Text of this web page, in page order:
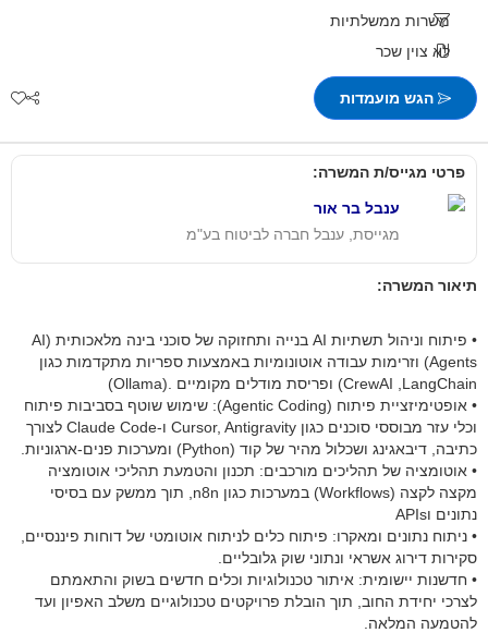
משרות ממשלתיות
לא צוין שכר
הגש מועמדות
פרטי מגייס/ת המשרה:
ענבל בר אור
מגייסת, ענבל חברה לביטוח בע"מ
תיאור המשרה:
• פיתוח וניהול תשתיות AI בנייה ותחזוקה של סוכני בינה מלאכותית (AI
Agents) וזרימות עבודה אוטונומיות באמצעות ספריות מתקדמות כגון
CrewAI ,LangChain) ופריסת מודלים מקומיים .(Ollama)
• אופטימיזציית פיתוח (Agentic Coding): שימוש שוטף בסביבות פיתוח
וכלי עזר מבוססי סוכנים כגון Cursor, Antigravity ו-Claude Code לצורך
כתיבה, דיבאגינג ושכלול מהיר של קוד (Python) ומערכות פנים-ארגוניות.
• אוטומציה של תהליכים מורכבים: תכנון והטמעת תהליכי אוטומציה
מקצה לקצה (Workflows) במערכות כגון n8n, תוך ממשק עם בסיסי
נתונים וAPIs
• ניתוח נתונים ומאקרו: פיתוח כלים לניתוח אוטומטי של דוחות פיננסיים,
סקירות דירוג אשראי ונתוני שוק גלובליים.
• חדשנות יישומית: איתור טכנולוגיות וכלים חדשים בשוק והתאמתם
לצרכי יחידת החוב, תוך הובלת פרויקטים טכנולוגיים משלב האפיון ועד
להטמעה המלאה.